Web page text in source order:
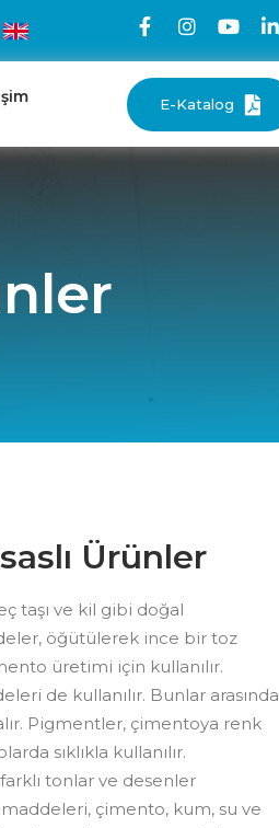
E-Katalog
Ürünler
taşı ve kil gibi doğal
öğütülerek ince bir toz
üretimi için kullanılır.
de kullanılır. Bunlar arasında
Pigmentler, çimentoya renk
sıklıkla kullanılır.
tonlar ve desenler
çimento, kum, su ve